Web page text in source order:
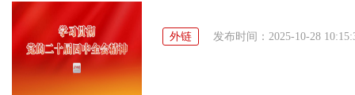
外链 发布时间：2025-10-28